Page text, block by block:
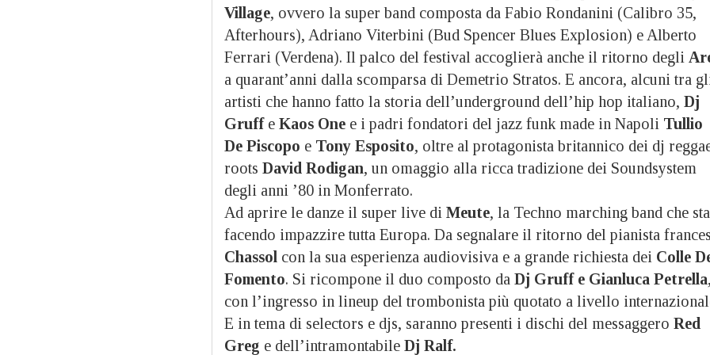
Village, ovvero la super band composta da Fabio Rondanini (Calibro 35,
Afterhours), Adriano Viterbini (Bud Spencer Blues Explosion) e Alberto
Ferrari (Verdena). Il palco del festival accoglierà anche il ritorno degli
a quarant’anni dalla scomparsa di Demetrio Stratos. E ancora, alcuni tra
artisti che hanno fatto la storia dell’underground dell’hip hop italiano, Dj
Gruffe Kaos One e i padri fondatori del jazz funk made in Napoli Tullio
De Piscopo e Tony Esposito, oltre al protagonista britannico dei dj
roots David Rodigan, un omaggio alla ricca tradizione dei Soundsystem
degli anni ’80 in Monferrato.
Ad aprire le danze il super live di Meute, la Techno marching band che sta
facendo impazzire tutta Europa. Da segnalare il ritorno del pianista
Chassol con la sua esperienza audiovisiva e a grande richiesta dei Colle
Fomento. Si ricompone il duo composto da Dj Gruff e Gianluca Petrella,
con l’ingresso in lineup del trombonista più quotato a livello
E in tema di selectors e djs, saranno presenti i dischi del messaggero Red
Greg e dell’intramontabile Dj Ralf.